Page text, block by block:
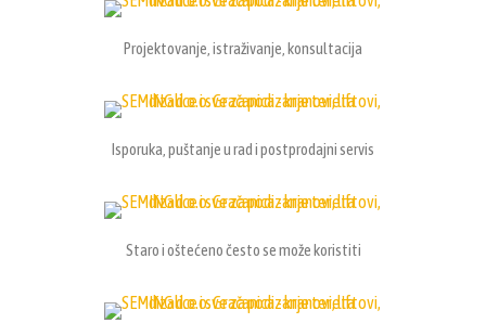
Projektovanje, istraživanje, konsultacija
Isporuka, puštanje u rad i postprodajni servis
Staro i oštećeno često se može koristiti